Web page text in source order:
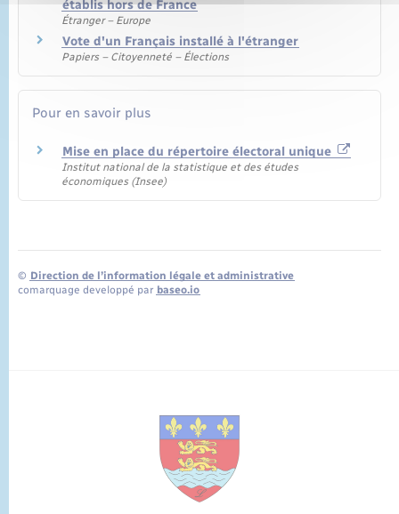
établis hors de France
Étranger – Europe
Vote d'un Français installé à l'étranger
Papiers – Citoyenneté – Élections
Pour en savoir plus
Mise en place du répertoire électoral unique
Institut national de la statistique et des études
économiques (Insee)
© Direction de l’information légale et administrative
comarquage developpé par baseo.io